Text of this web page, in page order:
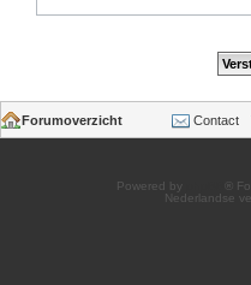
Forumoverzicht Contact
Powered by
®
Nederlandse